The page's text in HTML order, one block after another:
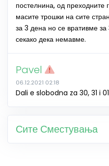
постелнина, од преходните
масите трошки на сите
за 3 дена но се вративме
секако дека немавме.
Pavel
06.12.2021 02:18
Dali e slobodna za 30, 31 i 01
Сите Сместувања